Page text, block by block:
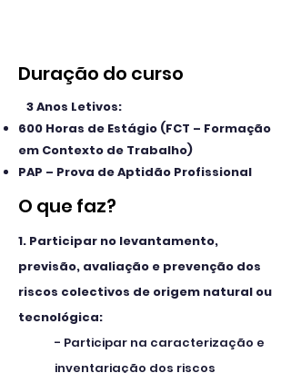
Duração do curso
3 Anos Letivos:
600 Horas de Estágio (FCT – Formação
em Contexto de Trabalho)
PAP – Prova de Aptidão Profissional
O que faz?
1. Participar no levantamento,
previsão, avaliação e prevenção dos
riscos colectivos de origem natural ou
tecnológica:
- Participar na caracterização e
inventariação dos riscos